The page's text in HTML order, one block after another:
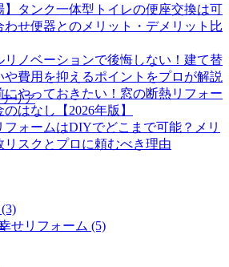
リア
】タンク一体型トイレの便座交換は可
わせ便器とのメリット・デメリット比
リノベーションで後悔しない！建て替
や費用を抑えるポイントをプロが解説
にやっておきたい！窓の断熱リフォー
はなし【2026年版】
フォームはDIYでどこまで可能？メリ
リスクとプロに頼むべき理由
せリフォーム (5)